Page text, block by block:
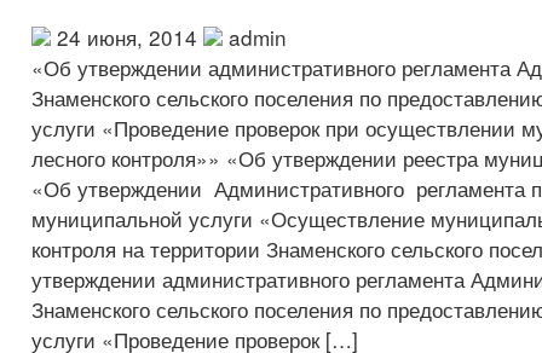
24 июня, 2014
admin
«Об утверждении административного регламента
Знаменского сельского поселения по
услуги «Проведение проверок при осуществлении
лесного контроля»» «Об утверждении реестра
«Об утверждении Административного регламента
муниципальной услуги «Осуществление
контроля на территории Знаменского сельского
утверждении административного регламента
Знаменского сельского поселения по
услуги «Проведение проверок […]